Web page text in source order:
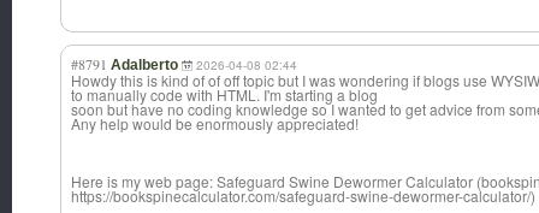
#8791 Adalberto 2026-04-08 02:44
Howdy this is kind of of off topic but I was wondering if blogs use
to manually code with HTML. I'm starting a blog
soon but have no coding knowledge so I wanted to get advice from
Any help would be enormously appreciated!
Here is my web page: Safeguard Swine Dewormer Calculator
https://bookspinecalculator.com/safeguard-swine-dewormer-calculator/)